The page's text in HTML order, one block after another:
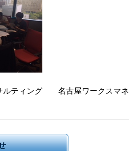
ルティング 名古屋ワークスマネ